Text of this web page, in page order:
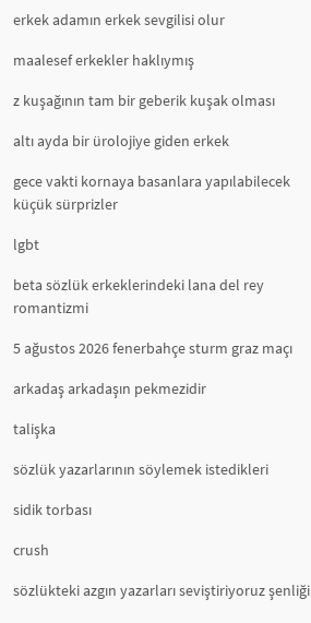
erkek adamın erkek sevgilisi olur
maalesef erkekler haklıymış
z kuşağının tam bir geberik kuşak olması
altı ayda bir ürolojiye giden erkek
gece vakti kornaya basanlara yapılabilecek
küçük sürprizler
lgbt
beta sözlük erkeklerindeki lana del rey
romantizmi
5 ağustos 2026 fenerbahçe sturm graz maçı
arkadaş arkadaşın pekmezidir
talişka
sözlük yazarlarının söylemek istedikleri
sidik torbası
crush
sözlükteki azgın yazarları seviştiriyoruz şenliği